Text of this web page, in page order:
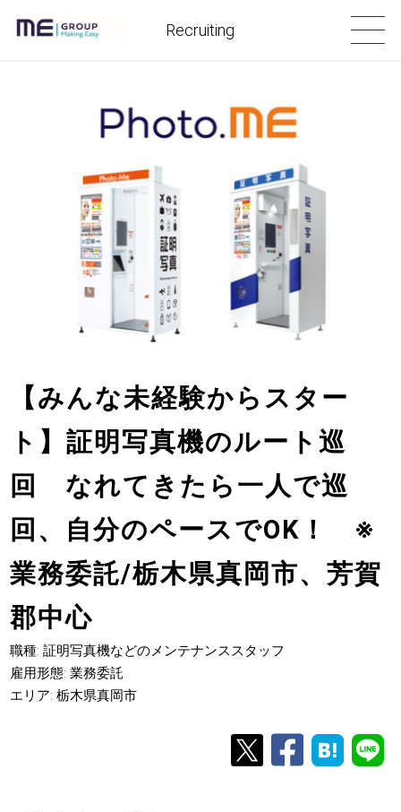
Recruiting
【みんな未経験からスター
ト】証明写真機のルート巡
回 なれてきたら一人で巡
回、自分のペースでOK！ ※
業務委託/栃木県真岡市、芳賀
郡中心
職種: 証明写真機などのメンテナンススタッフ
雇用形態: 業務委託
エリア: 栃木県真岡市